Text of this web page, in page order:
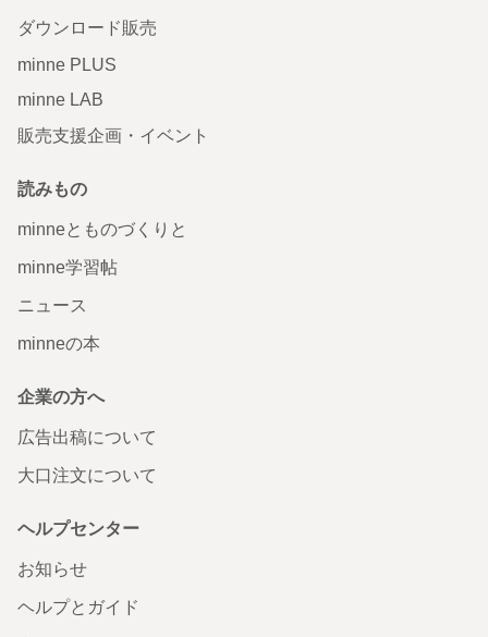
ダウンロード販売
minne PLUS
minne LAB
販売支援企画・イベント
読みもの
minneとものづくりと
minne学習帖
ニュース
minneの本
企業の方へ
広告出稿について
大口注文について
ヘルプセンター
お知らせ
ヘルプとガイド